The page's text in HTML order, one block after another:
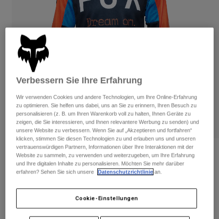
Hosen
Kurze Hosen
Handschuhe
Protektoren
Brillen
Socken
Zubehör
Ersatzteile
Hosen
Handschuhe
Jacken
Protektoren
Brillen
Socken
Taschen & Zubehör
Spare parts
Damen
Hoodies und Pullover
Jacken
Hosen
Shirts
Alle anzeigen
Kinder
Brillen
Socken
Alle anzeigen
Moto
Helme
Jerseys
Hosen
Stiefel
Brillen
Bewertungen
Jersey 180 Race Spec - Jugend
33050-329-YS
Price reduced from
€ 34,99to€ 20,99 40% OFF
Verbessern Sie Ihre Erfahrung
Wir verwenden Cookies und andere Technologien, um Ihre Online-Erfahrung
zu optimieren. Sie helfen uns dabei, uns an Sie zu erinnern, Ihren Besuch zu
personalisieren (z. B. um Ihren Warenkorb voll zu halten, Ihnen Geräte zu
zeigen, die Sie interessieren, und Ihnen relevantere Werbung zu senden) und
unsere Website zu verbessern. Wenn Sie auf „Akzeptieren und fortfahren“
klicken, stimmen Sie diesen Technologien zu und erlauben uns und unseren
vertrauenswürdigen Partnern, Informationen über Ihre Interaktionen mit der
Website zu sammeln, zu verwenden und weiterzugeben, um Ihre Erfahrung
und Ihre digitalen Inhalte zu personalisieren. Möchten Sie mehr darüber
erfahren? Sehen Sie sich unsere
Datenschutzrichtlinie an.
Cookie-Einstellungen